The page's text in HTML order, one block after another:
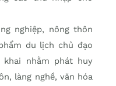
nghiệp, nông thôn
du lịch chủ đạo
khai nhằm phát huy
làng nghề, văn hóa